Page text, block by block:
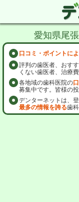
愛知県尾
口コミ・ポイントに
評判の歯医者、おす
くない歯医者、治療
各地域の歯科医院の
募集中です。皆様の
デンターネットは、
最多の情報を誇る歯